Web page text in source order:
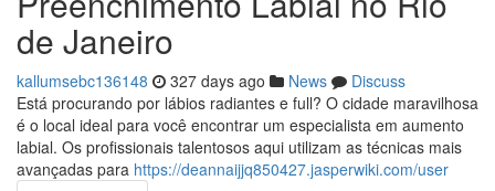
de Janeiro
kallumsebc136148 327 days ago News
Discuss
Está procurando por lábios radiantes e full? O cidade maravilhosa
é o local ideal para você encontrar um especialista em aumento
labial. Os profissionais talentosos aqui utilizam as técnicas mais
avançadas para https://deannaijjq850427.jasperwiki.com/user